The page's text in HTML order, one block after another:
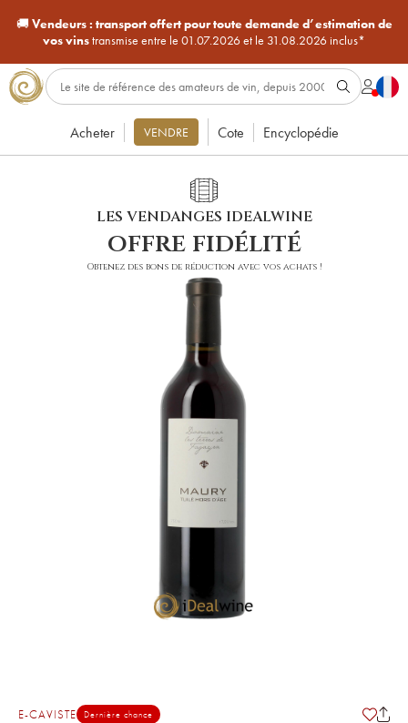
🚚Vendeurs : transport offert pour toute demande d’estimation de
vos vinstransmise entre le 01.07.2026 et le 31.08.2026 inclus*
Acheter VENDRE Cote Encyclopédie
LES VENDANGES IDEALWINE
offre fidélité
Obtenez des bons de réduction avec vos achats !
E-CAVISTE Dernière chance